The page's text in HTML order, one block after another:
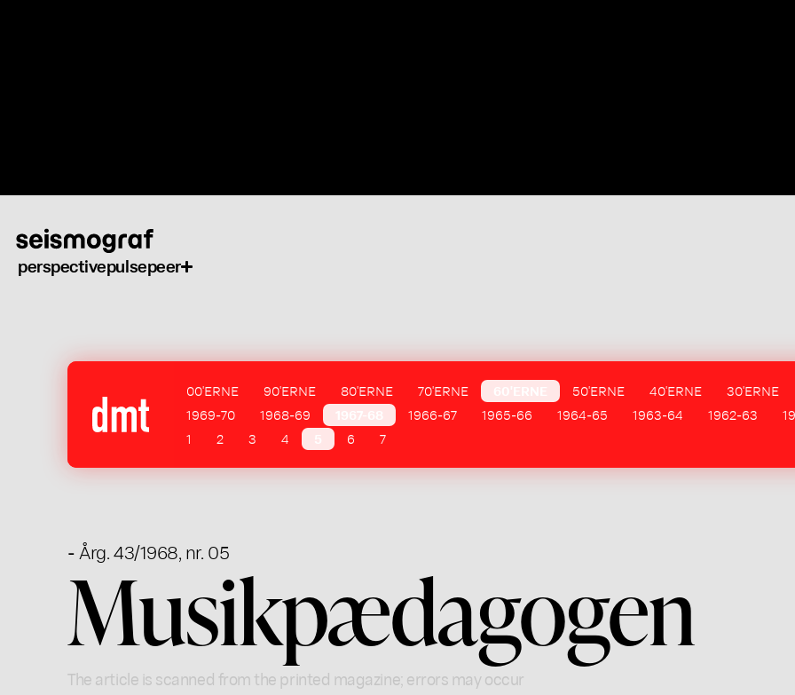
perspectivepulsepeer
00'ERNE 90'ERNE 80'ERNE 70'ERNE 50'ERNE 40'ERNE 30'ERNE
1969-70
1968-69 1966-67 1965-66 1964-65 1963-64 1962-63
1
2 3 4 6 7
- Årg. 43/1968, nr. 05
Musikpædagogen
The article is scanned from the printed magazine; errors may occur